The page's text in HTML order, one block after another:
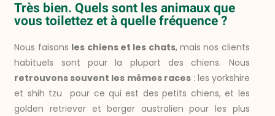
Très bien. Quels sont les animaux que
vous toilettez et à quelle fréquence ?
Nous faisons les chiens et les chats, mais nos clients
habituels sont pour la plupart des chiens. Nous
retrouvons souvent les mêmes races: les yorkshire
et shih tzu pour ce qui est des petits chiens, et les
golden retriever et berger australien pour les plus